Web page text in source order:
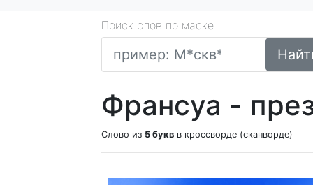
Поиск слов по маске
Франсуа -
Слово из 5 букв в кроссворде (сканворде)